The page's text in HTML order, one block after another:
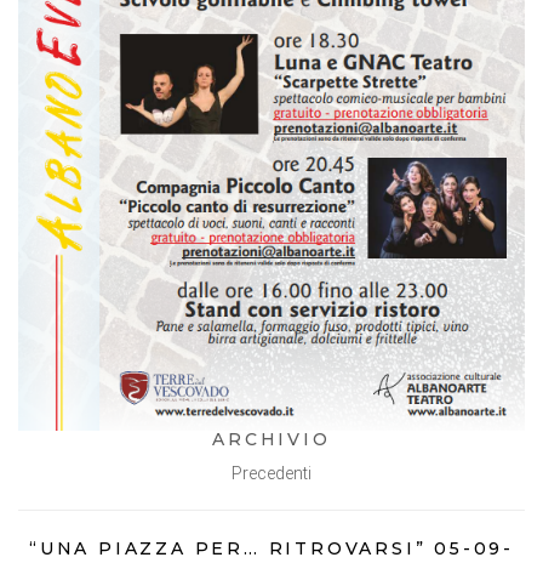
ARCHIVIO
Precedenti
“UNA PIAZZA PER… RITROVARSI” 05-09-